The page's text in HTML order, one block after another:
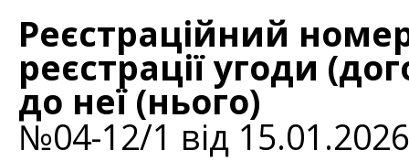
Реєстраційний
реєстрації угоди
до неї (нього)
№04-12/1 від